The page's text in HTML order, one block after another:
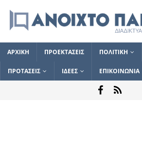
ΑΡΧΙΚΗ ΠΡΟΕΚΤΑΣΕΙΣ ΠΟΛΙΤΙΚΗ
ΠΡΟΤΑΣΕΙΣ ΙΔΕΕΣ ΕΠΙΚΟΙΝΩΝΙΑ